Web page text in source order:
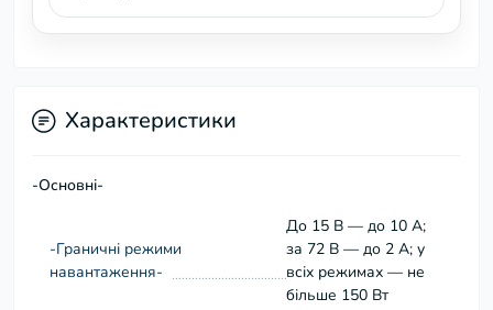
Характеристики
-Основні-
-Граничні режими
навантаження-
До 15 В — до 10 А;
за 72 В — до 2 А; у
всіх режимах — не
більше 150 Вт